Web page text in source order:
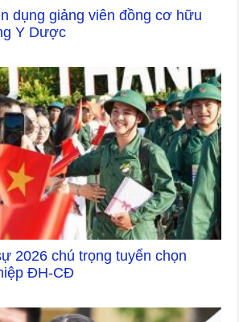
dụng giảng viên đồng cơ hữu
Y Dược
2026 chú trọng tuyển chọn
ĐH-CĐ